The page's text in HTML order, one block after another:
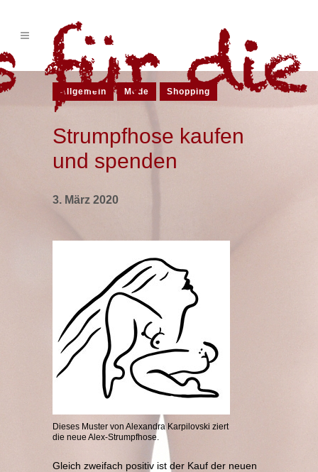
Allgemein Mode Shopping
Strumpfhose kaufen
und spenden
3. März 2020
Dieses Muster von Alexandra Karpilovski ziert
die neue Alex-Strumpfhose.
Gleich zweifach positiv ist der Kauf der neuen